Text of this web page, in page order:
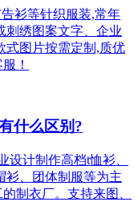
衫等针织服装,常年
刺绣图案文字、企业
式图片按需定制,质优
！
什么区别?
设计制作高档t恤衫、
衫、团体制服等为主
制衣厂。支持来图、